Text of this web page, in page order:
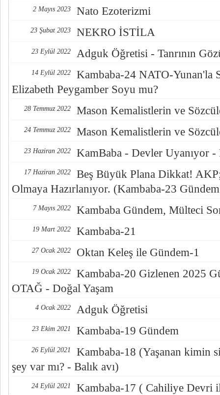
2 Mayıs 2023 Nato Ezoterizmi
23 Şubat 2023 NEKRO İSTİLA
23 Eylül 2022 Adguk Öğretisi - Tanrının
14 Eylül 2022
Kambaba-24 NATO-Yunan'la
Elizabeth Peygamber Soyu mu?
28 Temmuz 2022 Mason Kemalistlerin ve
24 Temmuz 2022 Mason Kemalistlerin ve
23 Haziran 2022 KamBaba - Devler Uyanıyor
17 Haziran 2022
Beş Büyük Plana Dikkat!
Olmaya Hazırlanıyor. (Kambaba-23
7 Mayıs 2022 Kambaba Gündem, Mülteci
19 Mart 2022 Kambaba-21
27 Ocak 2022 Oktan Keleş ile Gündem-1
19 Ocak 2022
Kambaba-20 Gizlenen 2025
OTAĞ - Doğal Yaşam
4 Ocak 2022 Adguk Öğretisi
23 Ekim 2021 Kambaba-19 Gündem
26 Eylül 2021
Kambaba-18 (Yaşanan kimin
şey var mı? - Balık avı)
24 Eylül 2021 Kambaba-17 ( Cahiliye Devri